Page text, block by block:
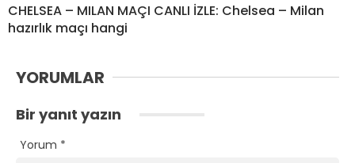
CHELSEA – MILAN MAÇI CANLI İZLE: Chelsea – Milan
hazırlık maçı hangi
YORUMLAR
Bir yanıt yazın
Yorum *